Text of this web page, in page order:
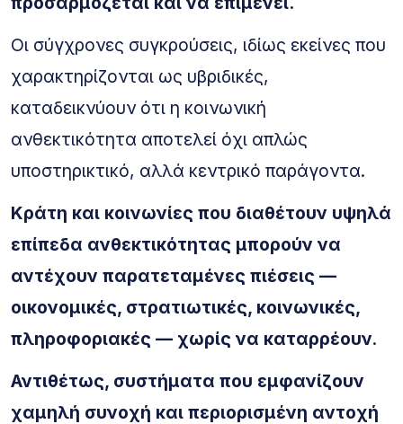
Οι σύγχρονες συγκρούσεις, ιδίως εκείνες που
χαρακτηρίζονται ως υβριδικές,
καταδεικνύουν ότι η κοινωνική
ανθεκτικότητα αποτελεί όχι απλώς
υποστηρικτικό, αλλά κεντρικό παράγοντα.
Κράτη και κοινωνίες που διαθέτουν υψηλά
επίπεδα ανθεκτικότητας μπορούν να
αντέχουν παρατεταμένες πιέσεις —
οικονομικές, στρατιωτικές, κοινωνικές,
πληροφοριακές — χωρίς να καταρρέουν.
Αντιθέτως, συστήματα που εμφανίζουν
χαμηλή συνοχή και περιορισμένη αντοχή